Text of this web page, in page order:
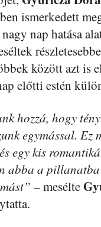
ismerkedett
nap hatása
között azt is
előtti estén
hozzá, hogy
egymással. Ez
egy kis
abba a
– mesélte